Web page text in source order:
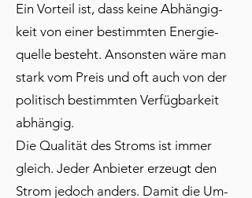
Ein Vor­teil ist, dass kei­ne Ab­hän­gig­
keit von ei­ner be­stimm­ten En­er­gie­
quel­le be­steht. An­sons­ten wä­re man
stark vom Preis und oft auch von der
po­li­tisch be­stimm­ten Ver­füg­bar­keit
ab­hän­gig.
Die Qua­li­tät des Stroms ist im­mer
gleich. Je­der An­bie­ter er­zeugt den
Strom je­doch an­ders. Da­mit die Um­